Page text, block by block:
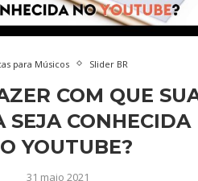
para Músicos Slider BR
COM QUE
SEJA CONHECIDA
YOUTUBE?
31 maio 2021